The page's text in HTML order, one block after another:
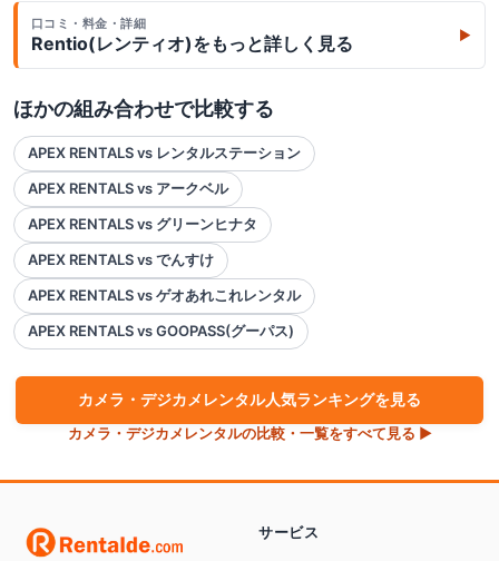
口コミ・料金・詳細
Rentio(レンティオ)をもっと詳しく見る ▶
ほかの組み合わせで比較する
APEX RENTALS vs レンタルステーション
APEX RENTALS vs アークベル
APEX RENTALS vs グリーンヒナタ
APEX RENTALS vs でんすけ
APEX RENTALS vs ゲオあれこれレンタル
APEX RENTALS vs GOOPASS(グーパス)
カメラ・デジカメ レンタル人気ランキングを見る
カメラ・デジカメ レンタルの比較・一覧をすべて見る ▶
サービス